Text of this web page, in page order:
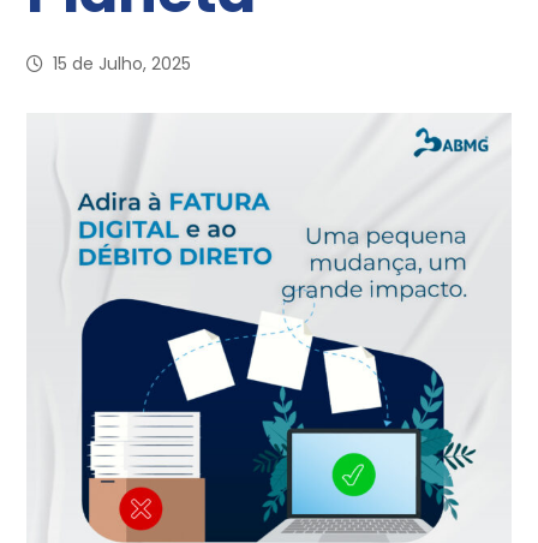
15 de Julho, 2025